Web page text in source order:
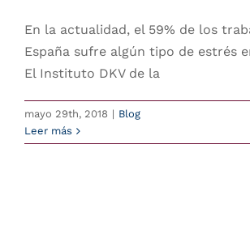
En la actualidad, el 59% de los
España sufre algún tipo de estrés
El Instituto DKV de la
mayo 29th, 2018 | Blog
Leer más